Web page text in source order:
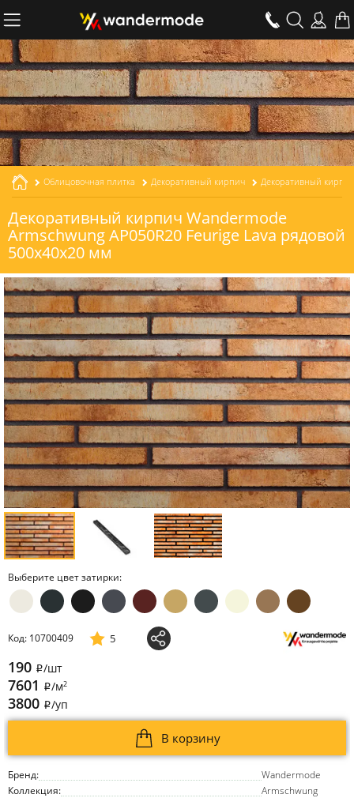
Облицовочная плитка Декоративный кирпич
Декоративный кирпич Wandermode
Armschwung AP050R20 Feurige Lava рядовой
500x40x20 мм
Выберите цвет затирки:
Бренд:
Wandermode
Коллекция:
Armschwung
Код: 10700409 5
190 i/шт
7601 i/м2
3800 i/уп
В корзину